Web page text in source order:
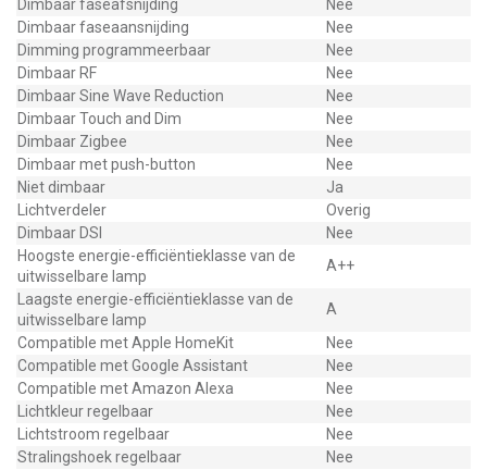
Dimbaar faseafsnijding
Nee
Dimbaar faseaansnijding
Nee
Dimming programmeerbaar
Nee
Dimbaar RF
Nee
Dimbaar Sine Wave Reduction
Nee
Dimbaar Touch and Dim
Nee
Dimbaar Zigbee
Nee
Dimbaar met push-button
Nee
Niet dimbaar
Ja
Lichtverdeler
Overig
Dimbaar DSI
Nee
Hoogste energie-efficiëntieklasse van de
uitwisselbare lamp
A++
Laagste energie-efficiëntieklasse van de
uitwisselbare lamp
A
Compatible met Apple HomeKit
Nee
Compatible met Google Assistant
Nee
Compatible met Amazon Alexa
Nee
Lichtkleur regelbaar
Nee
Lichtstroom regelbaar
Nee
Stralingshoek regelbaar
Nee